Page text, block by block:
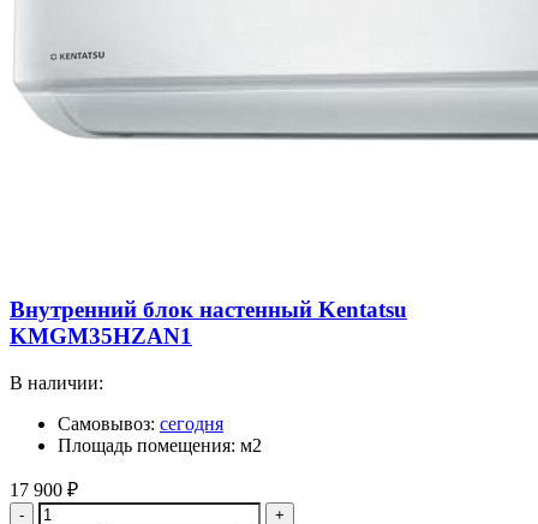
Внутренний блок настенный Kentatsu
KMGM35HZAN1
В наличии:
Самовывоз: сегодня
Площадь помещения: м2
17 900 ₽
Количество